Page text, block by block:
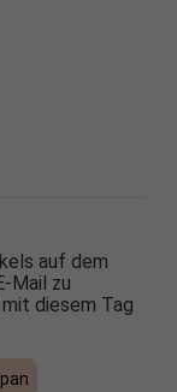
auf dem
Mail zu
diesem Tag